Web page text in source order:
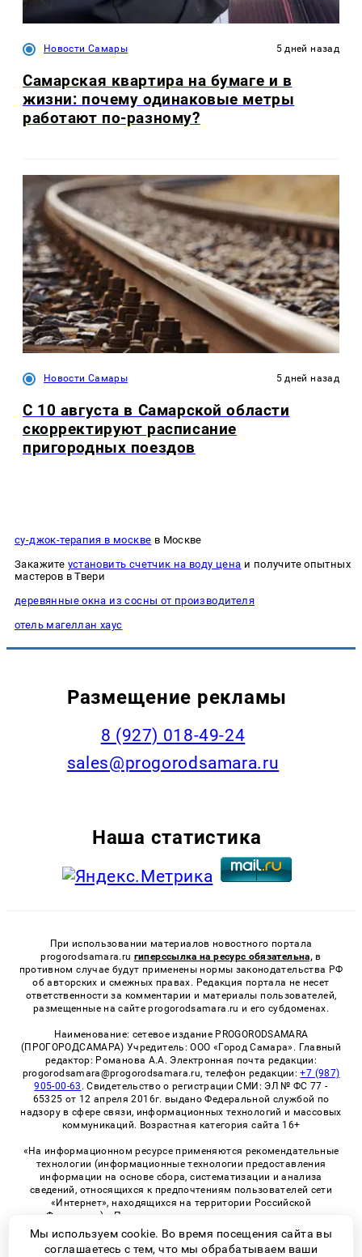
Новости Самары 5 дней назад
Самарская квартира на бумаге и в
жизни: почему одинаковые метры
работают по-разному?
Новости Самары 5 дней назад
С 10 августа в Самарской области
скорректируют расписание
пригородных поездов
су-джок-терапия в москве в Москве
Закажите установить счетчик на воду цена и получите опытных
мастеров в Твери
деревянные окна из сосны от производителя
отель магеллан хаус
Размещение рекламы
8 (927) 018-49-24
sales@progorodsamara.ru
Наша статистика
При использовании материалов новостного портала
progorodsamara.ru гиперссылка на ресурс обязательна, в
противном случае будут применены нормы законодательства РФ
об авторских и смежных правах. Редакция портала не несет
ответственности за комментарии и материалы пользователей,
размещенные на сайте progorodsamara.ru и его субдоменах.
Наименование: сетевое издание PROGORODSAMARA
(ПРОГОРОДСАМАРА) Учредитель: ООО «Город Самара». Главный
редактор: Романова А.А. Электронная почта редакции:
progorodsamara@progorodsamara.ru, телефон редакции:+7 (987)
905-00-63 . Свидетельство о регистрации СМИ: ЭЛ № ФС 77 -
65325 от 12 апреля 2016г. выдано Федеральной службой по
надзору в сфере связи, информационных технологий и массовых
коммуникаций. Возрастная категория сайта 16+
«На информационном ресурсе применяются рекомендательные
технологии (информационные технологии предоставления
информации на основе сбора, систематизации и анализа
сведений, относящихся к предпочтениям пользователей сети
«Интернет», находящихся на территории Российской
Федерации)». Правила применения рекомендательных
технологий в виджетах рекламно-обменной сети
«СМИ2» (PDF)
Мы используем cookie. Во время посещения сайта вы
соглашаетесь с тем, что мы обрабатываем ваши